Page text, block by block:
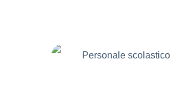
Personale scolastico